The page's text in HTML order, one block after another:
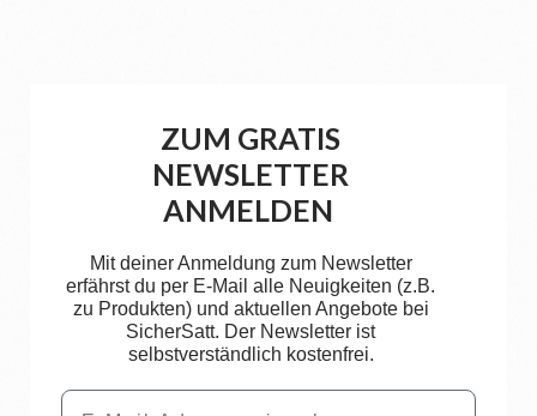
ZUM GRATIS
NEWSLETTER
ANMELDEN
Mit deiner Anmeldung zum Newsletter
erfährst du per E-Mail alle Neuigkeiten (z.B.
zu Produkten) und aktuellen Angebote bei
SicherSatt. Der Newsletter ist
selbstverständlich kostenfrei.
Email